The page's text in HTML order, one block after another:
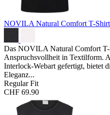
NOVILA Natural Comfort T-Shirt
Das NOVILA Natural Comfort
Anspruchsvollheit in Textilform.
Interlock-Webart gefertigt, bietet
Eleganz...
Regular Fit
CHF 69.90